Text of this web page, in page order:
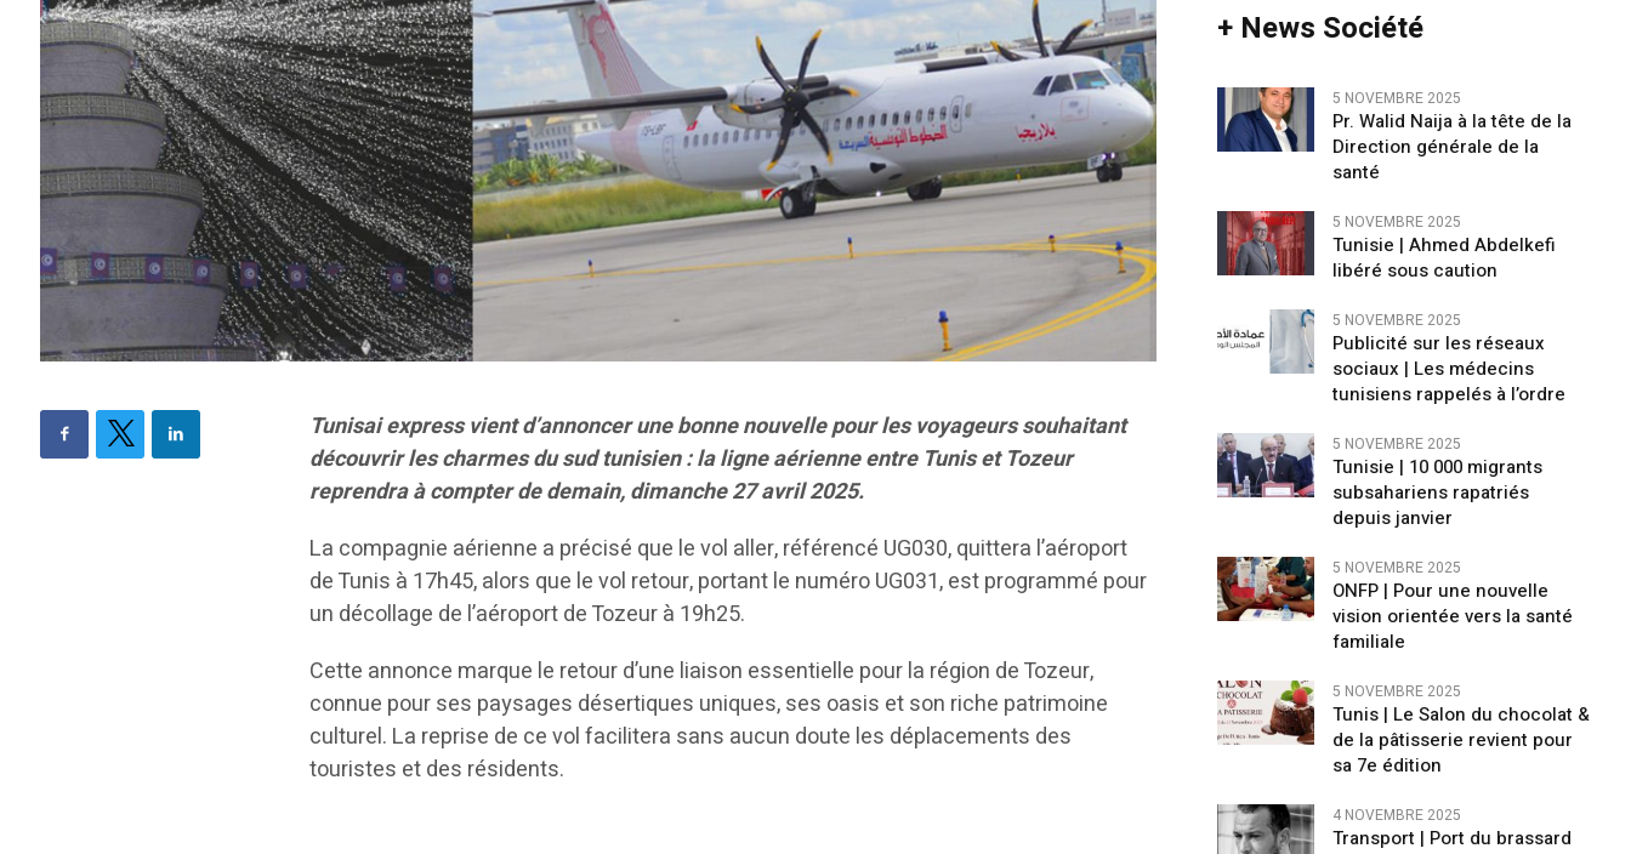
Tunisai express vient d’annoncer une bonne nouvelle pour les voyageurs souhaitant
découvrir les charmes du sud tunisien : la ligne aérienne entre Tunis et Tozeur
reprendra à compter de demain, dimanche 27 avril 2025.
La compagnie aérienne a précisé que le vol aller, référencé UG030, quittera l’aéroport
de Tunis à 17h45, alors que le vol retour, portant le numéro UG031, est programmé pour
un décollage de l’aéroport de Tozeur à 19h25.
Cette annonce marque le retour d’une liaison essentielle pour la région de Tozeur,
connue pour ses paysages désertiques uniques, ses oasis et son riche patrimoine
culturel. La reprise de ce vol facilitera sans aucun doute les déplacements des
touristes et des résidents.
+ News Société
5 NOVEMBRE 2025
Pr. Walid Naija à la tête de la
Direction générale de la
santé
5 NOVEMBRE 2025
Tunisie | Ahmed Abdelkefi
libéré sous caution
5 NOVEMBRE 2025
Publicité sur les réseaux
sociaux | Les médecins
tunisiens rappelés à l’ordre
5 NOVEMBRE 2025
Tunisie | 10 000 migrants
subsahariens rapatriés
depuis janvier
5 NOVEMBRE 2025
ONFP | Pour une nouvelle
vision orientée vers la santé
familiale
5 NOVEMBRE 2025
Tunis | Le Salon du chocolat &
de la pâtisserie revient pour
sa 7e édition
4 NOVEMBRE 2025
Transport | Port du brassard